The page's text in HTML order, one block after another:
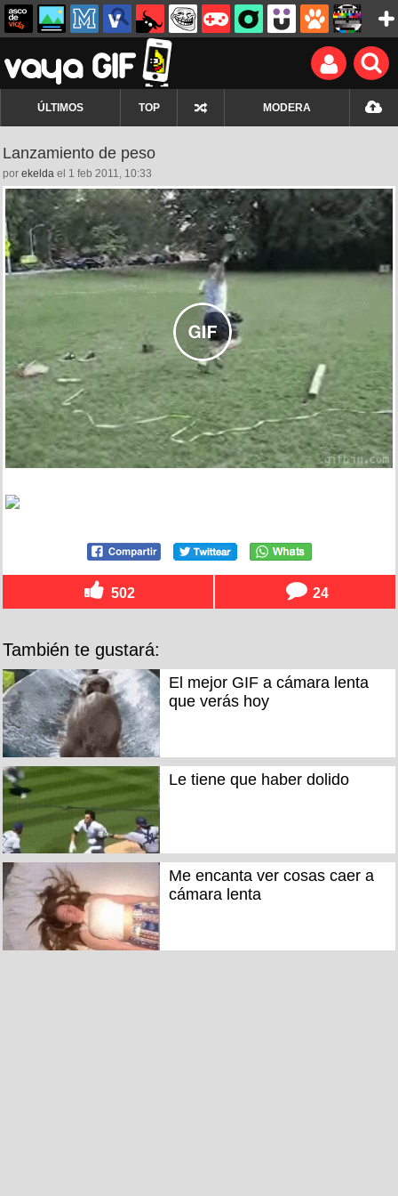
ÚLTIMOS TOP MODERA
Lanzamiento de peso
por ekelda el 1 feb 2011, 10:33
502 24
También te gustará:
El mejor GIF a cámara lenta
que verás hoy
Le tiene que haber dolido
Me encanta ver cosas caer a
cámara lenta